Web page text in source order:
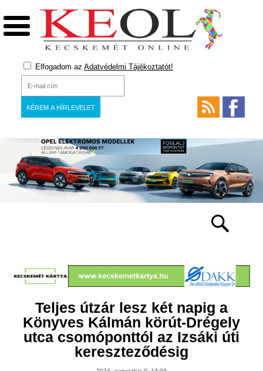
Elfogadom az Adatvédelmi Tájékoztatót!
Teljes útzár lesz két napig a
Könyves Kálmán körút-Drégely
utca csomóponttól az Izsáki úti
kereszteződésig